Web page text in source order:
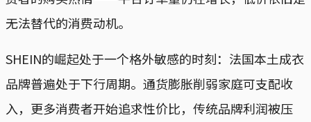
无法替代的消费动机。
SHEIN的崛起处于一个格外敏感的时刻：法国本土成衣
品牌普遍处于下行周期。通货膨胀削弱家庭可支配收
入，更多消费者开始追求性价比，传统品牌利润被压